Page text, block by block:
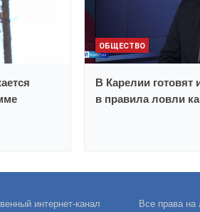
ОБЩЕСТВО
В Карелии готовят
в правила ловли
интернет-канал
Все права